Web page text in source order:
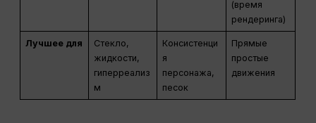
(время
рендеринга)
Лучшее для
Стекло,
жидкости,
гиперреализ
м
Консистенци
я
персонажа,
песок
Прямые
простые
движения